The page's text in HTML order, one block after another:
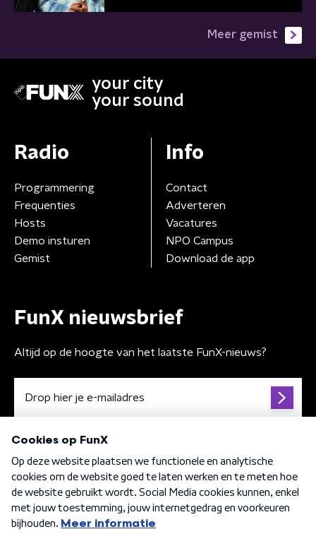
Meer gemist
your city
your sound
Radio
Programmering
Frequenties
Hosts
Demo insturen
Gemist
Info
Contact
Adverteren
Vacatures
NPO Campus
Download de app
FunX nieuwsbrief
Altijd op de hoogte van het laatste FunX-nieuws?
Algemene voorwaarden Privacybeleid